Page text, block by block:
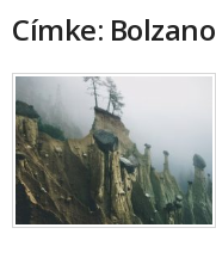
Címke: Bolzano